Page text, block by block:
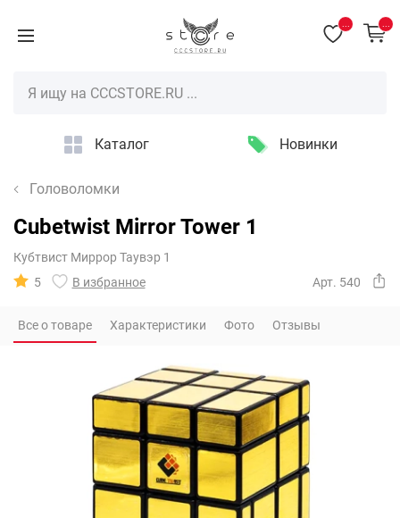
Каталог Новинки
Головоломки
Cubetwist Mirror Tower 1
Кубтвист Миррор Таувэр 1
5
В избранное Арт. 540
Все о товаре Характеристики Фото Отзывы